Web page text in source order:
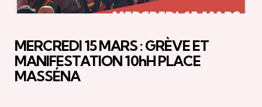
MERCREDI 15 MARS : GRÈVE ET
MANIFESTATION 10hH PLACE
MASSÉNA